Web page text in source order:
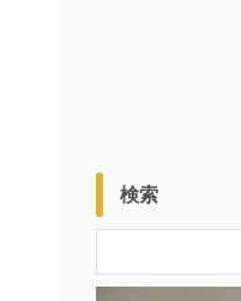
検索